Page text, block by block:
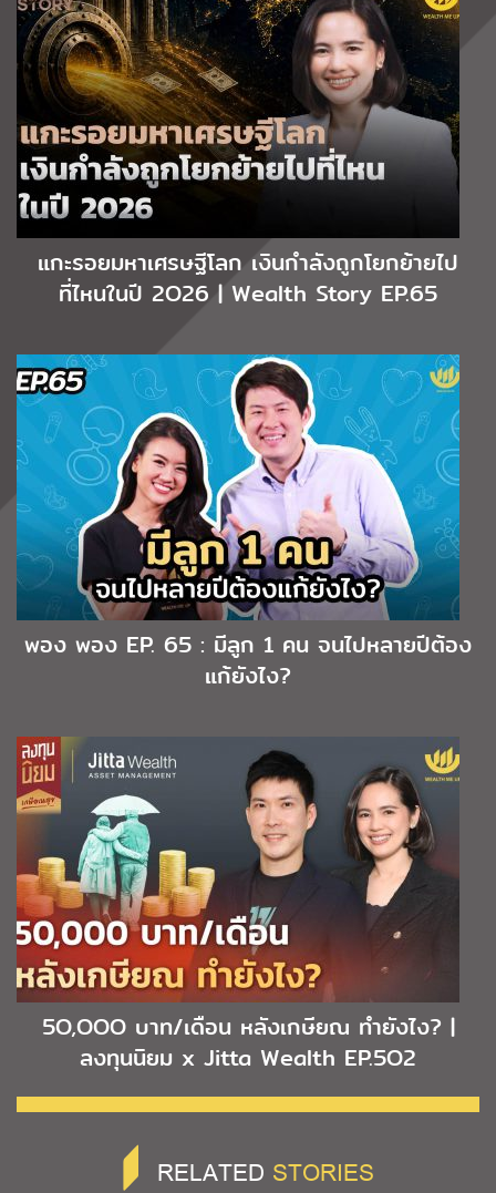
แกะรอยมหาเศรษฐีโลก เงินกำลังถูกโยกย้ายไป
ที่ไหนในปี 2O26 | Wealth Story EP.65
พอง พอง EP. 65 : มีลูก 1 คน จนไปหลายปีต้อง
แก้ยังไง?
5O,OOO บาท/เดือน หลังเกษียณ ทำยังไง? |
ลงทุนนิยม x Jitta Wealth EP.5O2
RELATED STORIES